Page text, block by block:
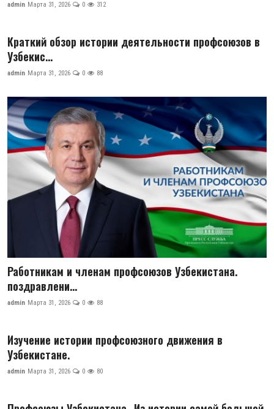
admin Марта 31, 2026 0 312
Краткий обзор истории деятельности профсоюзов в
Узбекис...
admin Марта 31, 2026 0 88
Работникам и членам профсоюзов Узбекистана.
поздравлени...
admin Марта 31, 2026 0 88
Изучение истории профсоюзного движения в
Узбекистане.
admin Марта 31, 2026 0 80